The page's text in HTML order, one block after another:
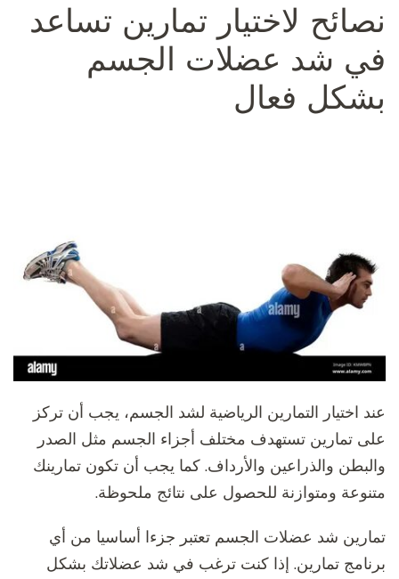
نصائح لاختيار تمارين تساعد
في شد عضلات الجسم
بشكل فعال
عند اختيار التمارين الرياضية لشد الجسم، يجب أن تركز
على تمارين تستهدف مختلف أجزاء الجسم مثل الصدر
والبطن والذراعين والأرداف. كما يجب أن تكون تمارينك
متنوعة ومتوازنة للحصول على نتائج ملحوظة.
تمارين شد عضلات الجسم تعتبر جزءا أساسيا من أي
برنامج تمارين. إذا كنت ترغب في شد عضلاتك بشكل